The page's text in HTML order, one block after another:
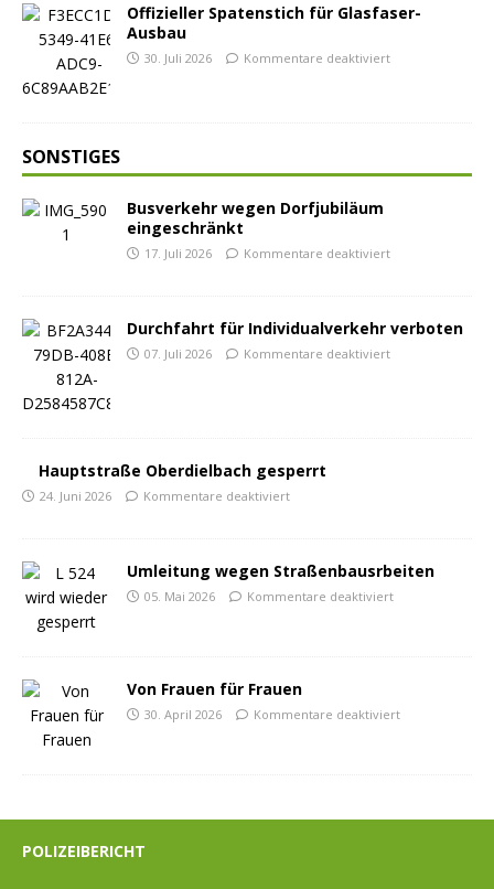
Offizieller Spatenstich für Glasfaser-
Ausbau
30. Juli 2026 Kommentare deaktiviert
SONSTIGES
Busverkehr wegen Dorfjubiläum
eingeschränkt
17. Juli 2026 Kommentare deaktiviert
Durchfahrt für Individualverkehr verboten
07. Juli 2026 Kommentare deaktiviert
Hauptstraße Oberdielbach gesperrt
24. Juni 2026 Kommentare deaktiviert
Umleitung wegen Straßenbausrbeiten
05. Mai 2026 Kommentare deaktiviert
Von Frauen für Frauen
30. April 2026 Kommentare deaktiviert
POLIZEIBERICHT